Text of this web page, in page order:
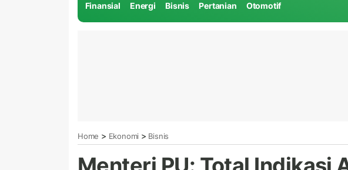
Finansial Energi Bisnis Pertanian Otomotif
Home > Ekonomi > Bisnis